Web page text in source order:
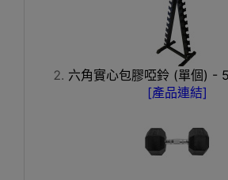
六角實心包膠啞鈴 (單個) -
[產品連結]